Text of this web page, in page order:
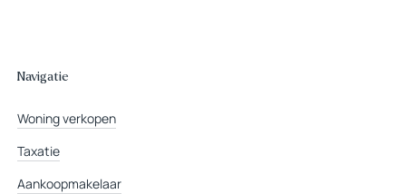
Navigatie
Woning verkopen
Taxatie
Aankoopmakelaar